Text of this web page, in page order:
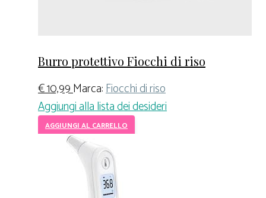
Burro protettivo Fiocchi di riso
€10,99Marca:Fiocchi di riso
Aggiungi alla lista dei desideri
AGGIUNGI AL CARRELLO